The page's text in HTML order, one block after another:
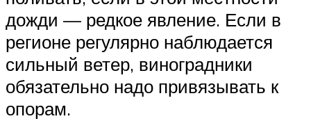
дожди — редкое явление. Если в
регионе регулярно наблюдается
сильный ветер, виноградники
обязательно надо привязывать к
опорам.